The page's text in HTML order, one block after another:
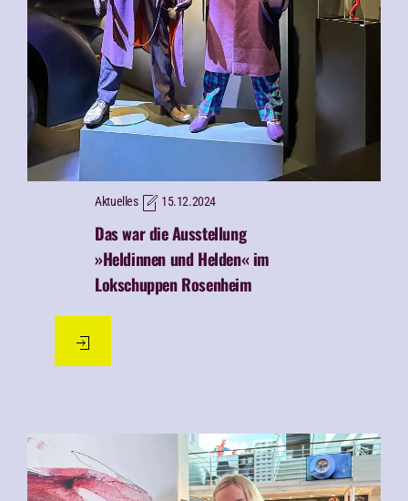
Aktuelles 15.12.2024
Das war dieAusstellung
»Heldinnen und Helden« im
Lokschuppen Rosenheim